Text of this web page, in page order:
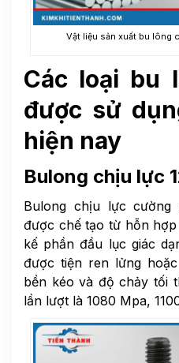
Vật liệu sản xuất bu lông
Các loại bu
được sử
hiện nay
Bulong chịu lực
Bulong chịu lực
được chế tạo từ hỗn
kế phần đầu lục giác
được tiện ren lửng
bền kéo và độ chảy tối
lần lượt là 1080 Mpa,